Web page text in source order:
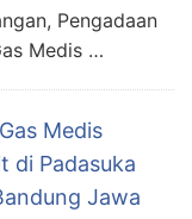
Pengadaan
Medis …
Medis
di Padasuka
Jawa